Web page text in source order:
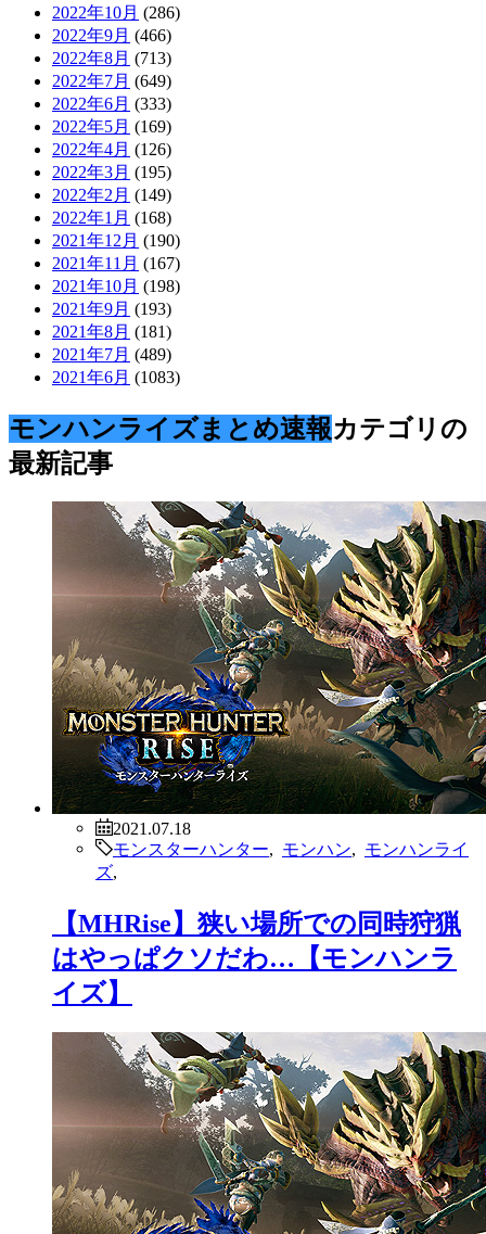
2022年10月 (286)
2022年9月 (466)
2022年8月 (713)
2022年7月 (649)
2022年6月 (333)
2022年5月 (169)
2022年4月 (126)
2022年3月 (195)
2022年2月 (149)
2022年1月 (168)
2021年12月 (190)
2021年11月 (167)
2021年10月 (198)
2021年9月 (193)
2021年8月 (181)
2021年7月 (489)
2021年6月 (1083)
モンハンライズまとめ速報カテゴリの
最新記事
2021.07.18
モンスターハンター
モンハン
モンハンライ
ズ
【MHRise】狭い場所での同時狩猟
はやっぱクソだわ…【モンハンラ
イズ】